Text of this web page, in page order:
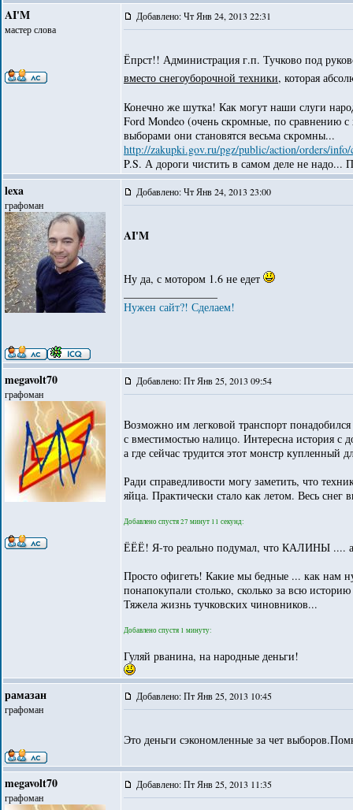
AI'M
мастер слова
Добавлено: Чт Янв 24, 2013 22:31
Ёпрст!! Администрация г.п. Тучково под
вместо снегоуборочной техники, которая
Конечно же шутка! Как могут наши слуги
Ford Mondeo (очень скромные, по сравнению
выборами они становятся весьма скромны...
http://zakupki.gov.ru/pgz/public/action/orders/
P.S. А дороги чистить в самом деле не надо...
lexa
графоман
Добавлено: Чт Янв 24, 2013 23:00
AI'M
Ну да, с мотором 1.6 не едет
Нужен сайт?! Сделаем!
megavolt70
графоман
Добавлено: Пт Янв 25, 2013 09:54
Возможно им легковой транспорт
с вместимостью налицо. Интересна история с
а где сейчас трудится этот монстр купленный
Ради справедливости могу заметить, что
яйца. Практически стало как летом. Весь снег
Добавлено спустя 27 минут 11 секунд:
ЁЁЁ! Я-то реально подумал, что КАЛИНЫ ....
Просто офигеть! Какие мы бедные ... как нам
понапокупали столько, сколько за всю
Тяжела жизнь тучковских чиновников...
Добавлено спустя 1 минуту:
Гуляй рванина, на народные деньги!
рамазан
графоман
Добавлено: Пт Янв 25, 2013 10:45
Это деньги сэкономленные за чет
megavolt70
графоман
Добавлено: Пт Янв 25, 2013 11:35